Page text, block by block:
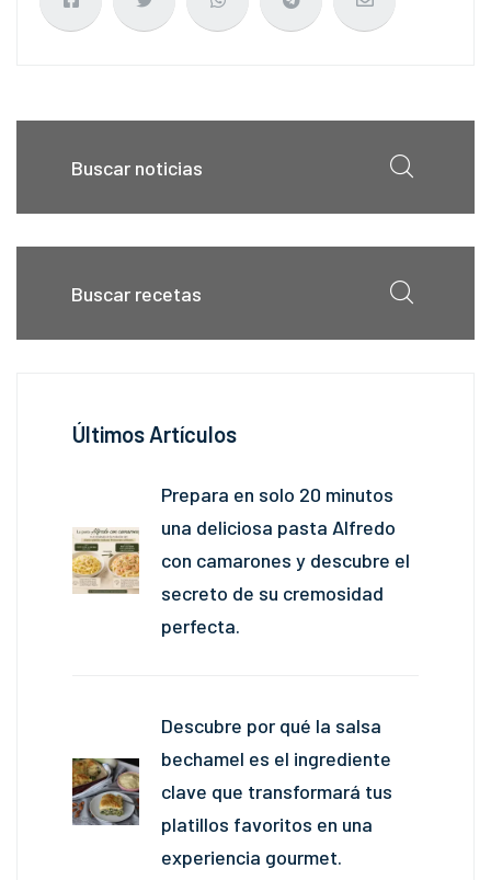
Últimos Artículos
Prepara en solo 20 minutos
una deliciosa pasta Alfredo
con camarones y descubre el
secreto de su cremosidad
perfecta.
Descubre por qué la salsa
bechamel es el ingrediente
clave que transformará tus
platillos favoritos en una
experiencia gourmet.